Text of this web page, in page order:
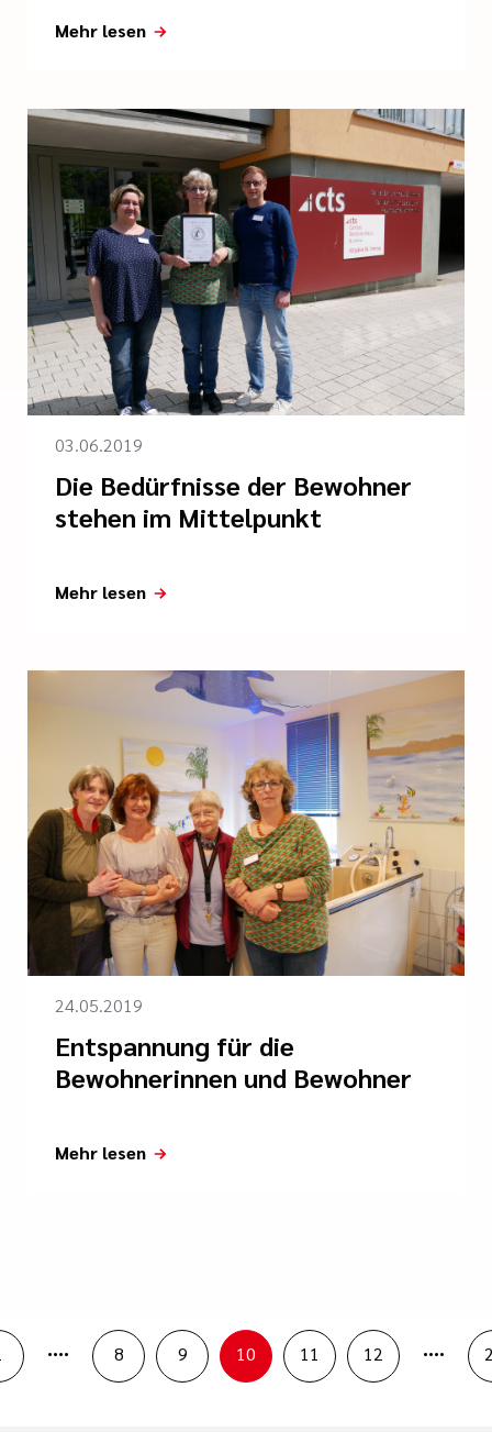
Mehr lesen
03.06.2019
Die Bedürfnisse der Bewohner
stehen im Mittelpunkt
Mehr lesen
24.05.2019
Entspannung für die
Bewohnerinnen und Bewohner
Mehr lesen
.... 8 9 10 11 12 ....